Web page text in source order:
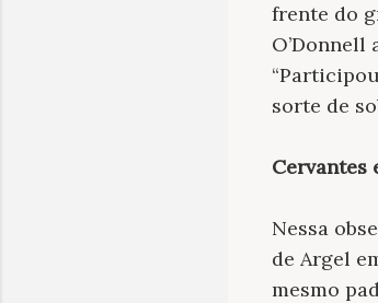
frente do
sorte de
Cervantes
Nessa
de Argel
mesmo